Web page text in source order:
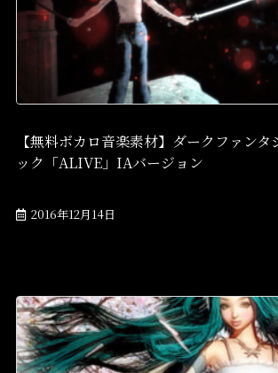
【無料ボカロ音楽素材】ダークファンタ
ック「ALIVE」IAバージョン
2016年12月14日